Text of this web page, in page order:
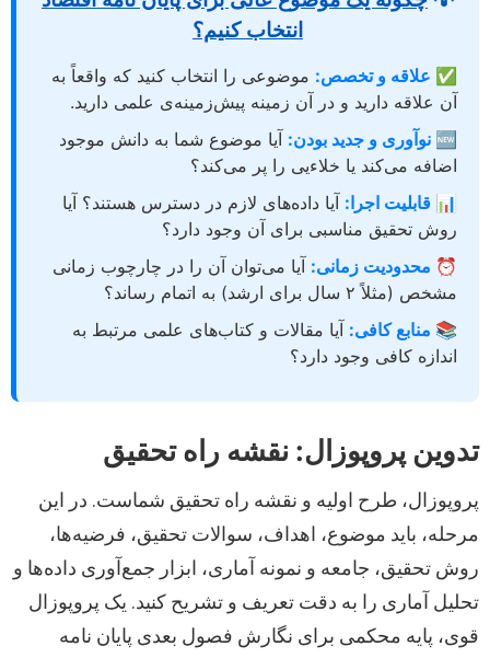
انتخاب کنیم؟
✅ علاقه و تخصص: موضوعی را انتخاب کنید که واقعاً به
آن علاقه دارید و در آن زمینه پیش‌زمینه‌ی علمی دارید.
🆕 نوآوری و جدید بودن:
آیا موضوع شما به دانش موجود
اضافه می‌کند یا خلاءیی را پر می‌کند؟
📊 قابلیت اجرا: آیا داده‌های لازم در دسترس هستند؟ آیا
روش تحقیق مناسبی برای آن وجود دارد؟
⏰ محدودیت زمانی: آیا می‌توان آن را در چارچوب زمانی
مشخص (مثلاً ۲ سال برای ارشد) به اتمام رساند؟
📚 منابع کافی: آیا مقالات و کتاب‌های علمی مرتبط به
اندازه کافی وجود دارد؟
تدوین پروپوزال: نقشه راه تحقیق
پروپوزال، طرح اولیه و نقشه راه تحقیق شماست. در این
مرحله، باید موضوع، اهداف، سوالات تحقیق، فرضیه‌ها،
روش تحقیق، جامعه و نمونه آماری، ابزار جمع‌آوری داده‌ها و
تحلیل آماری را به دقت تعریف و تشریح کنید. یک پروپوزال
قوی، پایه محکمی برای نگارش فصول بعدی پایان نامه